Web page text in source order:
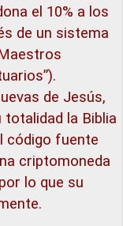
el 10% a los
de un sistema
de Jesús,
la Biblia
código fuente
criptomoneda
lo que su